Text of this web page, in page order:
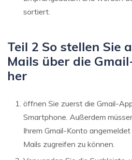
sortiert.
Teil 2 So stellen Sie
Mails über die
her
öffnen Sie zuerst die Gmail-
Smartphone. Außerdem
Ihrem Gmail-Konto
Mails zugreifen zu können.